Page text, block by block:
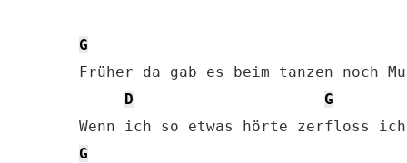
G
Früher da gab es beim tanzen noch
D
G
G